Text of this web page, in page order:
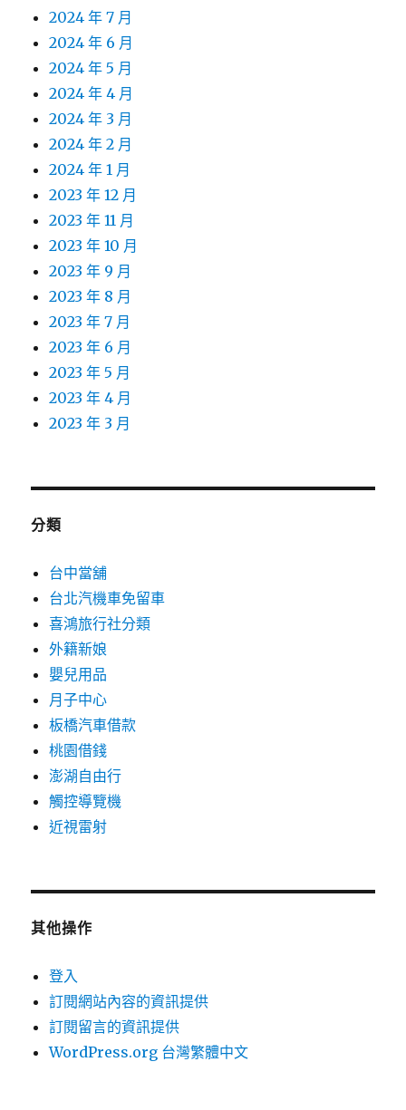
2024 年 7 月
2024 年 6 月
2024 年 5 月
2024 年 4 月
2024 年 3 月
2024 年 2 月
2024 年 1 月
2023 年 12 月
2023 年 11 月
2023 年 10 月
2023 年 9 月
2023 年 8 月
2023 年 7 月
2023 年 6 月
2023 年 5 月
2023 年 4 月
2023 年 3 月
分類
台中當舖
台北汽機車免留車
喜鴻旅行社分類
外籍新娘
嬰兒用品
月子中心
板橋汽車借款
桃園借錢
澎湖自由行
觸控導覽機
近視雷射
其他操作
登入
訂閱網站內容的資訊提供
訂閱留言的資訊提供
WordPress.org 台灣繁體中文